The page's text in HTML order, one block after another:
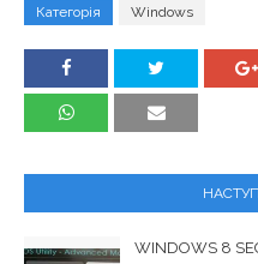
Категорія Windows
WINDOWS 8